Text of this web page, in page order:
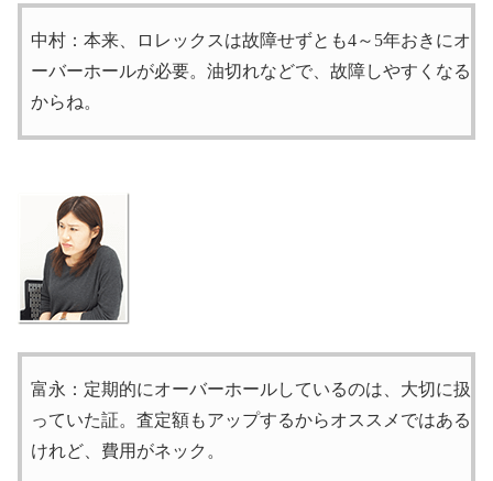
中村：本来、ロレックスは故障せずとも4～5年おきにオ
ーバーホールが必要。油切れなどで、故障しやすくなる
からね。
富永：定期的にオーバーホールしているのは、大切に扱
っていた証。査定額もアップするからオススメではある
けれど、費用がネック。